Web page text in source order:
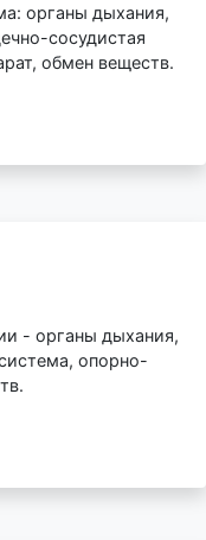
органы дыхания,
сосудистая
обмен веществ.
- органы дыхания,
опорно-